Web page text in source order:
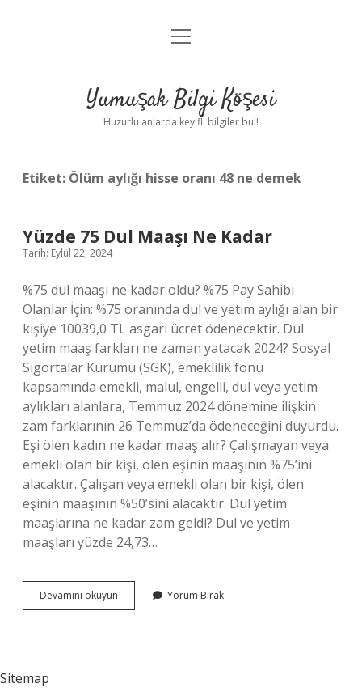
Anasayfa
Yasal Uyarı
menüyü
Yumuşak Bilgi Köşesi
Huzurlu anlarda keyifli bilgiler bul!
Etiket: Ölüm aylığı hisse oranı 48 ne demek
Yüzde 75 Dul Maaşı Ne Kadar
Tarih: Eylül 22, 2024
%75 dul maaşı ne kadar oldu? %75 Pay Sahibi
Olanlar İçin: %75 oranında dul ve yetim aylığı alan bir
kişiye 10039,0 TL asgari ücret ödenecektir. Dul
yetim maaş farkları ne zaman yatacak 2024? Sosyal
Sigortalar Kurumu (SGK), emeklilik fonu
kapsamında emekli, malul, engelli, dul veya yetim
aylıkları alanlara, Temmuz 2024 dönemine ilişkin
zam farklarının 26 Temmuz’da ödeneceğini duyurdu.
Eşi ölen kadın ne kadar maaş alır? Çalışmayan veya
emekli olan bir kişi, ölen eşinin maaşının %75’ini
alacaktır. Çalışan veya emekli olan bir kişi, ölen
eşinin maaşının %50’sini alacaktır. Dul yetim
maaşlarına ne kadar zam geldi? Dul ve yetim
maaşları yüzde 24,73…
Devamını okuyun
75
Yorum Bırak
Sitemap